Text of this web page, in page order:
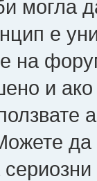
могла
е
на
и
да